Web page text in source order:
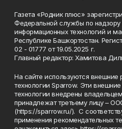
Газета «Родник плюс»
Федеральной службы по
информационных технологий и
Республике Башкортостан.
02 - 01777 от 19.05.2025 г.
Главный редактор: Хамитова
На сайте используются внешние
технологии Sparrow. Эти
технологии внедрены
принадлежат третьему лицу –
(https://sparrow.ru/). С
применения рекомендательных